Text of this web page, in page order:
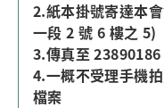
2.紙本掛號寄達本
一段 2 號 6 樓之 5)
3.傳真至 23890186
4.一概不受理手機
檔案